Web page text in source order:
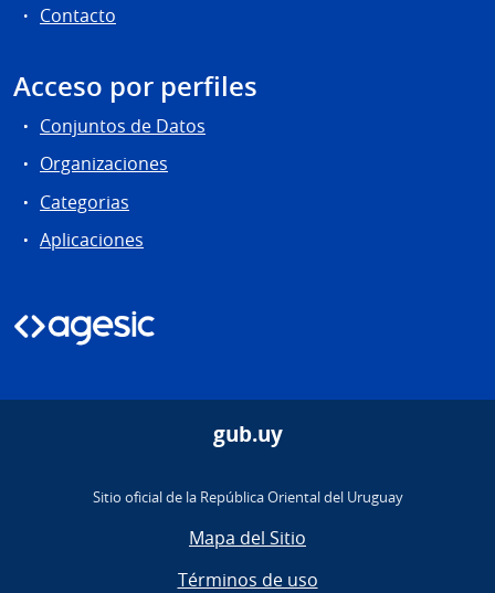
Contacto
Acceso por perfiles
Conjuntos de Datos
Organizaciones
Categorias
Aplicaciones
gub.uy
Sitio oficial de la República Oriental del Uruguay
Mapa del Sitio
Términos de uso